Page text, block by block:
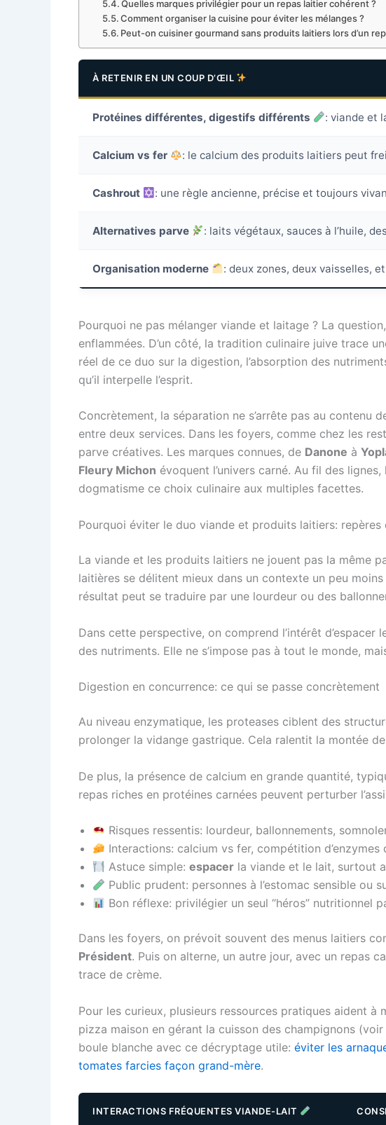
Quelles marques privilégier pour un repas laitier cohérent ?
Comment organiser la cuisine pour éviter les mélanges ?
Peut-on cuisiner gourmand sans produits laitiers lors d’un
À RETENIR EN UN COUP D’ŒIL
Protéines différentes, digestifs différents : viande et
Calcium vs fer : le calcium des produits laitiers peut
Cashrout : une règle ancienne, précise et toujours
Alternatives parve : laits végétaux, sauces à l’huile,
Organisation moderne : deux zones, deux vaisselles,
Pourquoi ne pas mélanger viande et laitage ? La
enflammées. D’un côté, la tradition culinaire juive trace
réel de ce duo sur la digestion, l’absorption des
qu’il interpelle l’esprit.
Concrètement, la séparation ne s’arrête pas au contenu
entre deux services. Dans les foyers, comme chez les
parve créatives. Les marques connues, de Danone à
Fleury Michon évoquent l’univers carné. Au fil des
dogmatisme ce choix culinaire aux multiples facettes.
Pourquoi éviter le duo viande et produits laitiers:
La viande et les produits laitiers ne jouent pas la même
laitières se délitent mieux dans un contexte un peu
résultat peut se traduire par une lourdeur ou des
Dans cette perspective, on comprend l’intérêt
des nutriments. Elle ne s’impose pas à tout le monde,
Digestion en concurrence: ce qui se passe concrètement
Au niveau enzymatique, les proteases ciblent des
prolonger la vidange gastrique. Cela ralentit la montée
De plus, la présence de calcium en grande quantité,
repas riches en protéines carnées peuvent perturber
Risques ressentis: lourdeur, ballonnements,
Interactions: calcium vs fer, compétition d’enzymes
Astuce simple:espacer la viande et le lait, surtout
Public prudent: personnes à l’estomac sensible ou
Bon réflexe: privilégier un seul “héros” nutritionnel
Dans les foyers, on prévoit souvent des menus laitiers
Président. Puis on alterne, un autre jour, avec un repas
trace de crème.
Pour les curieux, plusieurs ressources pratiques aident à
pizza maison en gérant la cuisson des champignons
boule blanche avec ce décryptage utile: éviter les
tomates farcies façon grand-mère.
INTERACTIONS FRÉQUENTES VIANDE-LAIT